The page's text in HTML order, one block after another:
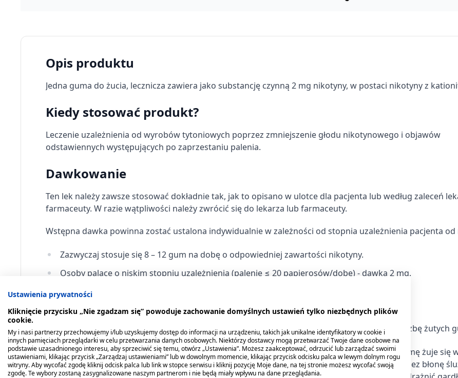
Nicorette Freshmint
żucia, 105 szt.
113,59 zł
Nicorette Spray,1mg/
Nicorette invisipatch, 10
Opis produktu
Jedna guma do żucia, lecznicza zawiera jako substancję czynną 2 mg nikotyny, w postaci nikotyny z
Kiedy stosować produkt?
Leczenie uzależnienia od wyrobów tytoniowych poprzez zmniejszenie głodu nikotynowego i objawów
odstawiennych występujących po zaprzestaniu palenia.
Dawkowanie
Ten lek należy zawsze stosować dokładnie tak, jak to opisano w ulotce dla pacjenta lub według zaleceń
farmaceuty. W razie wątpliwości należy zwrócić się do lekarza lub farmaceuty.
Wstępna dawka powinna zostać ustalona indywidualnie w zależności od stopnia uzależnienia pacjenta od
Zazwyczaj stosuje się 8 – 12 gum na dobę o odpowiedniej zawartości nikotyny.
Osoby palące o niskim stopniu uzależnienia (palenie ≤ 20 papierosów/dobę) - dawka 2 mg.
Osoby palące o wysokim stopniu uzależnienia - 4 mg.
Nie należy stosować więcej niż 15 gum na dobę.
Należy używać gumy, przez co najmniej trzy miesiące, przy czym stopniowo redukować liczbę żutych
Technika żuciaGumę Nicorette należy żuć, gdy odczuwa się potrzebę zapalenia papierosa. Gumę żuje się
uwolnienia nikotyny, a następnie zaprzestaje się żucia, aby umożliwić wchłonięcie nikotyny przez błonę
Ustawienia prywatności
Kliknięcie przycisku „Nie zgadzam się” powoduje zachowanie domyślnych ustawień tylko niezbędnych plików
cookie.
My i nasi partnerzy przechowujemy i/lub uzyskujemy dostęp do informacji na urządzeniu, takich jak unikalne identyfikatory w cookie i
innych pamięciach przeglądarki w celu przetwarzania danych osobowych. Niektórzy dostawcy mogą przetwarzać Twoje dane osobowe na
podstawie uzasadnionego interesu, aby sprzeciwić się temu, otwórz „Ustawienia”. Możesz zaakceptować, odrzucić lub zarządzać swoimi
ustawieniami, klikając przycisk „Zarządzaj ustawieniami” lub w dowolnym momencie, klikając przycisk odcisku palca w lewym dolnym rogu
witryny. Aby wycofać zgodę kliknij odcisk palca lub link w stopce serwisu i kliknij pozycję Moje dane, na tej stronie możesz wycofać swoją
zgodę. Te wybory zostaną zasygnalizowane naszym partnerom i nie będą miały wpływu na dane przeglądania.